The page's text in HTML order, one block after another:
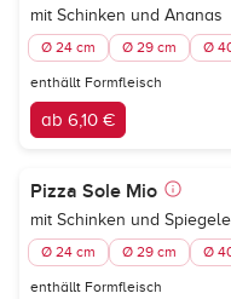
mit Schinken und Ananas
Ø 24 cm Ø 29 cm Ø
enthällt Formfleisch
ab 6,10 €
Pizza Sole Mio
mit Schinken und
Ø 24 cm Ø 29 cm Ø
enthällt Formfleisch